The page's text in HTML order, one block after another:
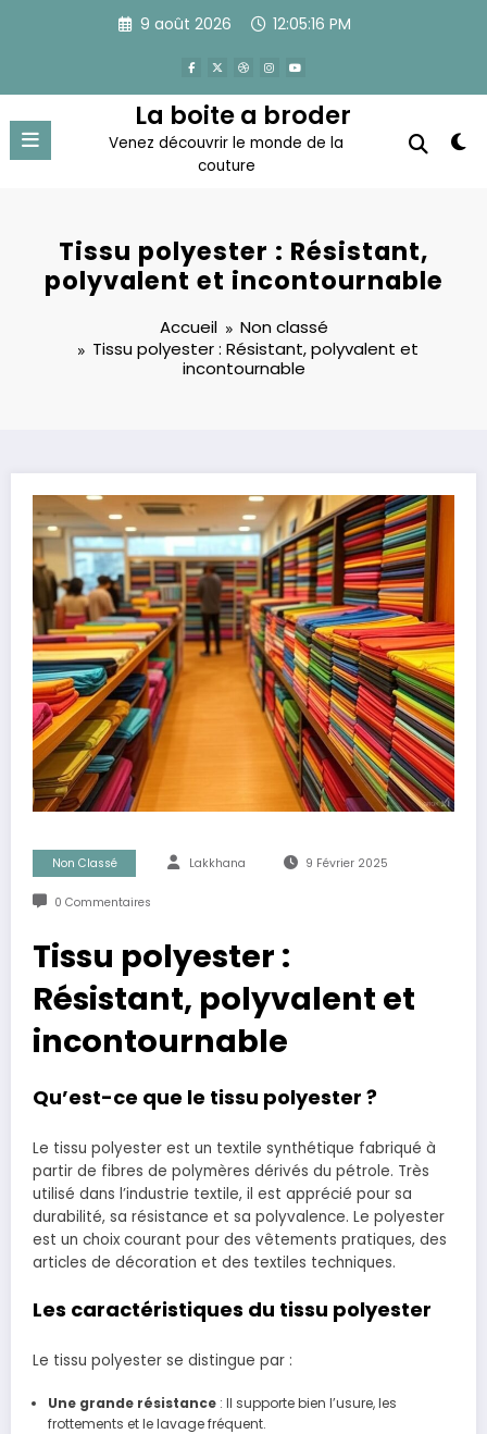
9 août 2026 12:05:17 PM
La boite a broder
Venez découvrir le monde de la
couture
Tissu polyester : Résistant,
polyvalent et incontournable
Accueil
Non classé
Tissu polyester : Résistant, polyvalent et
incontournable
Non Classé Lakkhana 9 Février 2025
0 Commentaires
Tissu polyester :
Résistant, polyvalent et
incontournable
Qu’est-ce que le tissu polyester ?
Le tissu polyester est un textile synthétique fabriqué à
partir de fibres de polymères dérivés du pétrole. Très
utilisé dans l’industrie textile, il est apprécié pour sa
durabilité, sa résistance et sa polyvalence. Le polyester
est un choix courant pour des vêtements pratiques, des
articles de décoration et des textiles techniques.
Les caractéristiques du tissu polyester
Le tissu polyester se distingue par :
Une grande résistance: Il supporte bien l’usure, les
frottements et le lavage fréquent.